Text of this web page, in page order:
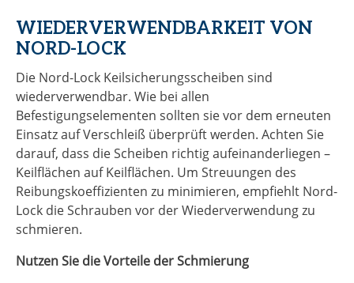
WIEDERVERWENDBARKEIT VON
NORD-LOCK
Die Nord-Lock Keilsicherungsscheiben sind
wiederverwendbar. Wie bei allen
Befestigungselementen sollten sie vor dem erneuten
Einsatz auf Verschleiß überprüft werden. Achten Sie
darauf, dass die Scheiben richtig aufeinanderliegen –
Keilflächen auf Keilflächen. Um Streuungen des
Reibungskoeffizienten zu minimieren, empfiehlt Nord-
Lock die Schrauben vor der Wiederverwendung zu
schmieren.
Nutzen Sie die Vorteile der Schmierung